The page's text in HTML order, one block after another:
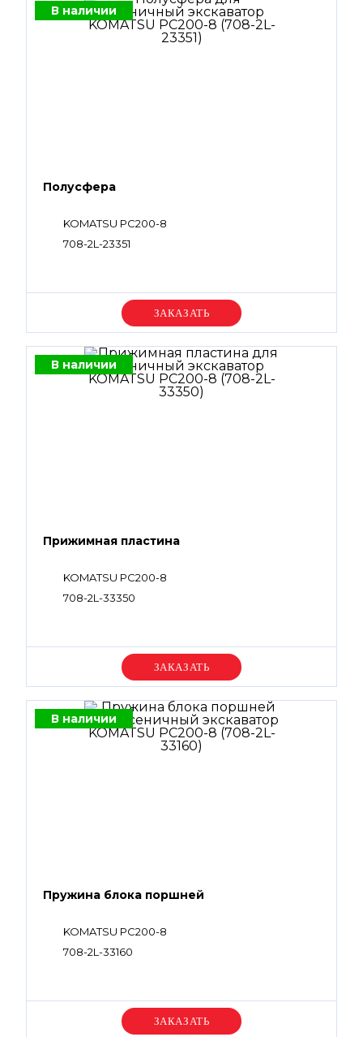
В наличии
Полусфера
KOMATSU PC200-8
708-2L-23351
Уточняйте цену
В наличии
Прижимная пластина
KOMATSU PC200-8
708-2L-33350
Уточняйте цену
В наличии
Пружина блока поршней
KOMATSU PC200-8
708-2L-33160
Уточняйте цену